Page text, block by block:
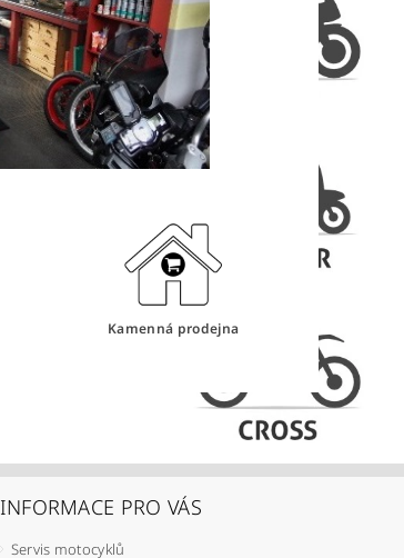
Kamenná prodejna
INFORMACE PRO VÁS
Servis motocyklů